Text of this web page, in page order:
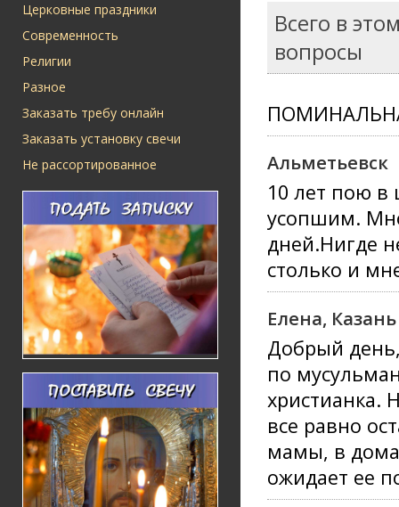
Церковные праздники
Современность
Религии
Разное
Заказать требу онлайн
Заказать установку свечи
Не рассортированное
Всего в
вопросы
Альметьевск
10 лет пою в
усопшим.
дней.Нигде
столько и
Елена, Казань
Добрый
по
христианка.
все равно
мамы, в
ожидает ее